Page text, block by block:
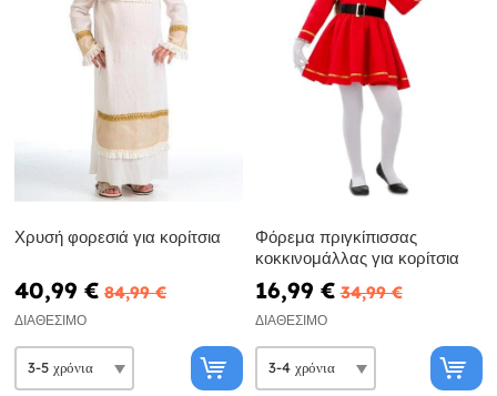
Χρυσή φορεσιά για κορίτσια
40,99 € 84,99 €
ΔΙΑΘΈΣΙΜΟ
Φόρεμα πριγκίπισσας
κοκκινομάλλας για κορίτσια
16,99 € 34,99 €
ΔΙΑΘΈΣΙΜΟ